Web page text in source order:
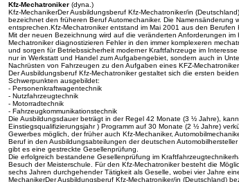
Kfz-Mechatroniker (dyna.)
Kfz-MechanikerDer Ausbildungsberuf Kfz-Mechatroniker/in
bezeichnet den früheren Beruf Automechaniker. Die Namensänderung
entsprechen.Kfz-Mechatroniker entstand im Mai 2001 aus den Berufen
Mit der neuen Bezeichnung wird auf die veränderten Anforderungen
Mechatroniker diagnostizieren Fehler in den immer komplexeren
und sorgen für Betriebssicherheit moderner Kraftfahrzeuge im
nur in Werkstatt und Handel zum Aufgabengebiet, sondern auch in
Nachrüsten von Fahrzeugen zu den Aufgaben eines KFZ-
Der Ausbildungsberuf Kfz-Mechatroniker gestaltet sich die ersten
Schwerpunkten ausgebildet:
- Personenkraftwagentechnik
- Nutzfahrzeugtechnik
- Motorradtechnik
- Fahrzeugkommunikationstechnik
Die Ausbildungsdauer beträgt in der Regel 42 Monate (3 ½ Jahre),
Einstiegsqualifizierungsjahr ) Programm auf 30 Monate (2 ½ Jahre)
Gewerbes möglich, der früher auch Kfz-Mechaniker,
Beruf in den Ausbildungsabteilungen der deutschen
gibt es eine gestreckte Gesellenprüfung.
Die erfolgreich bestandene Gesellenprüfung im
Besuch der Meisterschule. Für den Kfz-Mechatroniker besteht die
sechs Jahren durchgehender Tätigkeit als Geselle, wobei vier Jahre
MechanikerDer Ausbildungsberuf Kfz-Mechatroniker/in (Deutschland)